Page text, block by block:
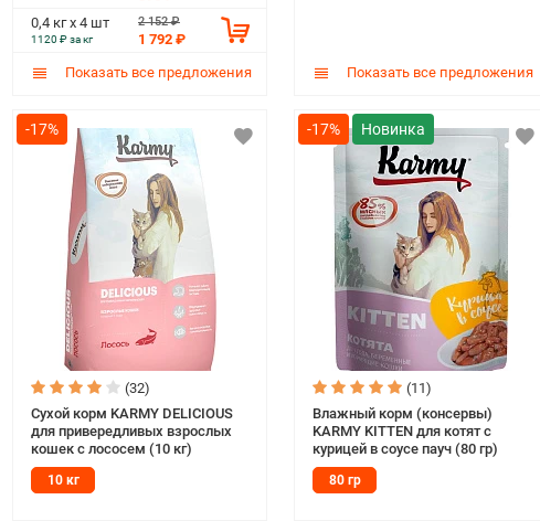
0,4 кг х 4 шт
1120 ₽ за кг
2 152 ₽
1 792 ₽
Показать все предложения Показать все предложения
-17%
(32)
Сухой корм KARMY DELICIOUS
для привередливых взрослых
кошек с лососем (10 кг)
10 кг
-17%
(11)
Влажный корм (консервы)
KARMY KITTEN для котят с
курицей в соусе пауч (80 гр)
80 гр